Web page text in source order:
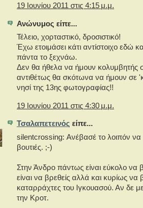
19 Ιουνίου 2011 στις 4:15 μ.μ.
Ανώνυμος είπε...
Τέλειο, χορταστικό, δροσιστικό!
Έχω ετοιμάσει κάτι αντίστοιχο εδώ
πάντα το ξεχνάω.
Δεν θα ήθελα να ήμουν κολυμβητής
αντιθέτως θα σκότωνα να ήμουν σε
νησί της 13ης φωτογραφίας!!
19 Ιουνίου 2011 στις 4:30 μ.μ.
Τσαλαπετεινός είπε...
silentcrossing: Ανέβασέ το λοιπόν να
βουτιές. ;-)
Στην Άνδρο πάντως είναι εύκολο να
είναι να βρεθείς αλλά και κυρίως να
καταρράχτες του Ιγκουασού. Αν δε
την Κροτ.